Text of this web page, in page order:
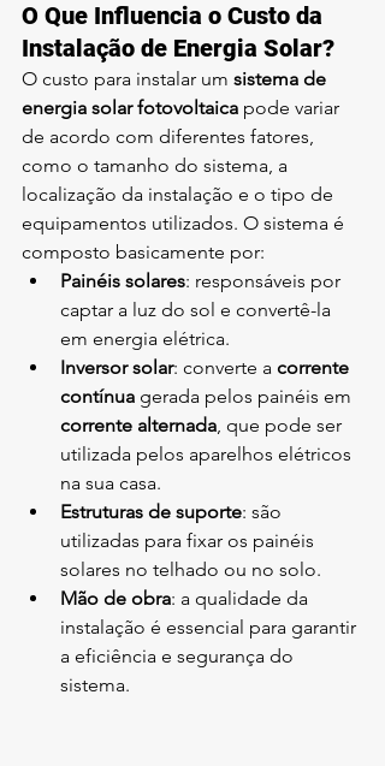
O Que Influencia o Custo da
Instalação de Energia Solar?
O custo para instalar um sistema de
energia solar fotovoltaica pode variar
de acordo com diferentes fatores,
como o tamanho do sistema, a
localização da instalação e o tipo de
equipamentos utilizados. O sistema é
composto basicamente por:
Painéis solares: responsáveis por
captar a luz do sol e convertê-la
em energia elétrica.
Inversor solar: converte a corrente
contínua gerada pelos painéis em
corrente alternada, que pode ser
utilizada pelos aparelhos elétricos
na sua casa.
Estruturas de suporte: são
utilizadas para fixar os painéis
solares no telhado ou no solo.
Mão de obra: a qualidade da
instalação é essencial para garantir
a eficiência e segurança do
sistema.